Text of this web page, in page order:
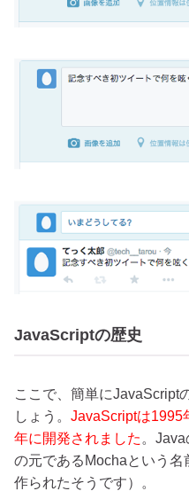
JavaScriptの歴史
ここで、簡単にJavaScript
しょう。 JavaScriptは1995
年に開発されました 。
の元である Mochaという名
作られたそうです）。